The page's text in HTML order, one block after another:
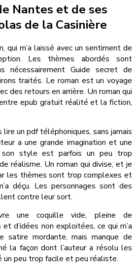
Nantes et de ses
de la Casinière
qui m’a laissé avec un sentiment de
Les thèmes abordés sont
nécessairement Guide secret de
traités. Le roman est un voyage
des retours en arrière. Un roman qui
epub gratuit réalité et la fiction,
un pdf téléphoniques, sans jamais
a une grande imagination et une
son style est parfois un peu trop
réalisme. Un roman qui divise, et je
les thèmes sont trop complexes et
déçu. Les personnages sont des
contre leur sort.
une coquille vide, pleine de
d’idées non exploitées, ce qui m’a
satire mordante, mais manque de
la façon dont l’auteur a résolu les
un peu trop facile et peu réaliste.